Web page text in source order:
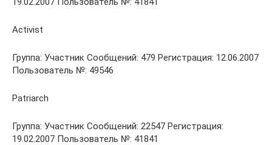
Activist
Группа: Участник Сообщений: 479 Регистрация: 12.06.2007
Пользователь №: 49546
Patriarch
Группа: Участник Сообщений: 22547 Регистрация:
19.02.2007 Пользователь №: 41841